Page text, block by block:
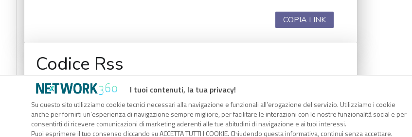
I tuoi contenuti, la tua privacy!
Su questo sito utilizziamo cookie tecnici necessari alla navigazione e funzionali all’erogazione del servizio. Utilizziamo i cookie
anche per fornirti un’esperienza di navigazione sempre migliore, per facilitare le interazioni con le nostre funzionalità social e per
consentirti di ricevere comunicazioni di marketing aderenti alle tue abitudini di navigazione e ai tuoi interessi.
Puoi esprimere il tuo consenso cliccando su ACCETTA TUTTI I COOKIE. Chiudendo questa informativa, continui senza accettare.
COPIA LINK
Codice Rss
RSS link